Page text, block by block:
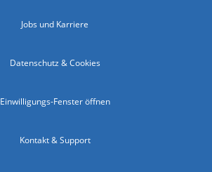
Jobs und Karriere
Datenschutz & Cookies
Einwilligungs-Fenster öffnen
Kontakt & Support